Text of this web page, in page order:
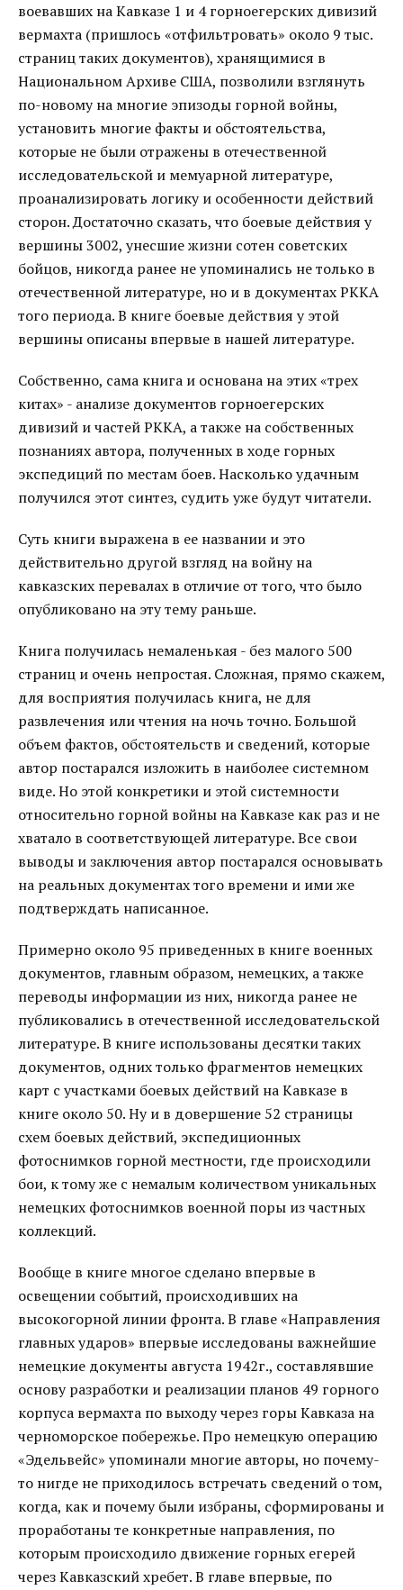
воевавших на Кавказе 1 и 4 горноегерских дивизий
вермахта (пришлось «отфильтровать» около 9 тыс.
страниц таких документов), хранящимися в
Национальном Архиве США, позволили взглянуть
по-новому на многие эпизоды горной войны,
установить многие факты и обстоятельства,
которые не были отражены в отечественной
исследовательской и мемуарной литературе,
проанализировать логику и особенности действий
сторон. Достаточно сказать, что боевые действия у
вершины 3002, унесшие жизни сотен советских
бойцов, никогда ранее не упоминались не только в
отечественной литературе, но и в документах РККА
того периода. В книге боевые действия у этой
вершины описаны впервые в нашей литературе.
Собственно, сама книга и основана на этих «трех
китах» - анализе документов горноегерских
дивизий и частей РККА, а также на собственных
познаниях автора, полученных в ходе горных
экспедиций по местам боев. Насколько удачным
получился этот синтез, судить уже будут читатели.
Суть книги выражена в ее названии и это
действительно другой взгляд на войну на
кавказских перевалах в отличие от того, что было
опубликовано на эту тему раньше.
Книга получилась немаленькая - без малого 500
страниц и очень непростая. Сложная, прямо скажем,
для восприятия получилась книга, не для
развлечения или чтения на ночь точно. Большой
объем фактов, обстоятельств и сведений, которые
автор постарался изложить в наиболее системном
виде. Но этой конкретики и этой системности
относительно горной войны на Кавказе как раз и не
хватало в соответствующей литературе. Все свои
выводы и заключения автор постарался основывать
на реальных документах того времени и ими же
подтверждать написанное.
Примерно около 95 приведенных в книге военных
документов, главным образом, немецких, а также
переводы информации из них, никогда ранее не
публиковались в отечественной исследовательской
литературе. В книге использованы десятки таких
документов, одних только фрагментов немецких
карт с участками боевых действий на Кавказе в
книге около 50. Ну и в довершение 52 страницы
схем боевых действий, экспедиционных
фотоснимков горной местности, где происходили
бои, к тому же с немалым количеством уникальных
немецких фотоснимков военной поры из частных
коллекций.
Вообще в книге многое сделано впервые в
освещении событий, происходивших на
высокогорной линии фронта. В главе «Направления
главных ударов» впервые исследованы важнейшие
немецкие документы августа 1942г., составлявшие
основу разработки и реализации планов 49 горного
корпуса вермахта по выходу через горы Кавказа на
черноморское побережье. Про немецкую операцию
«Эдельвейс» упоминали многие авторы, но почему-
то нигде не приходилось встречать сведений о том,
когда, как и почему были избраны, сформированы и
проработаны те конкретные направления, по
которым происходило движение горных егерей
через Кавказский хребет. В главе впервые, по